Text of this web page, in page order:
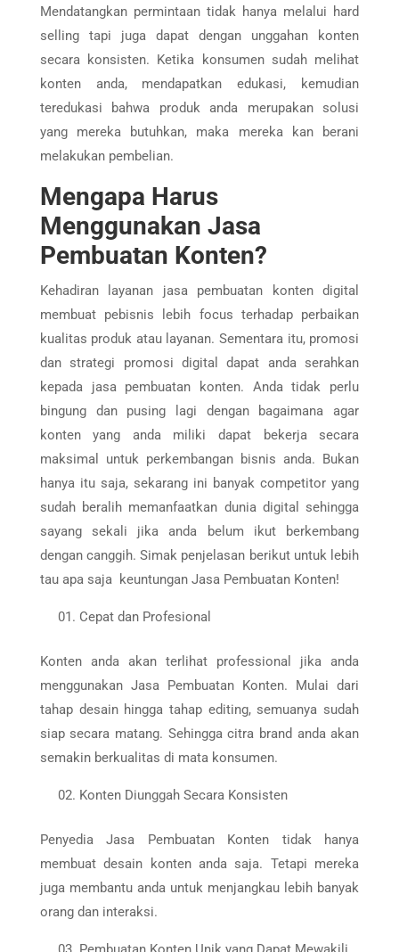
Mendatangkan permintaan tidak hanya melalui hard
selling tapi juga dapat dengan unggahan konten
secara konsisten. Ketika konsumen sudah melihat
konten anda, mendapatkan edukasi, kemudian
teredukasi bahwa produk anda merupakan solusi
yang mereka butuhkan, maka mereka kan berani
melakukan pembelian.
Mengapa Harus
Menggunakan Jasa
Pembuatan Konten?
Kehadiran layanan jasa pembuatan konten digital
membuat pebisnis lebih focus terhadap perbaikan
kualitas produk atau layanan. Sementara itu, promosi
dan strategi promosi digital dapat anda serahkan
kepada jasa pembuatan konten. Anda tidak perlu
bingung dan pusing lagi dengan bagaimana agar
konten yang anda miliki dapat bekerja secara
maksimal untuk perkembangan bisnis anda. Bukan
hanya itu saja, sekarang ini banyak competitor yang
sudah beralih memanfaatkan dunia digital sehingga
sayang sekali jika anda belum ikut berkembang
dengan canggih. Simak penjelasan berikut untuk lebih
tau apa saja keuntungan Jasa Pembuatan Konten!
Cepat dan Profesional
Konten anda akan terlihat professional jika anda
menggunakan Jasa Pembuatan Konten. Mulai dari
tahap desain hingga tahap editing, semuanya sudah
siap secara matang. Sehingga citra brand anda akan
semakin berkualitas di mata konsumen.
Konten Diunggah Secara Konsisten
Penyedia Jasa Pembuatan Konten tidak hanya
membuat desain konten anda saja. Tetapi mereka
juga membantu anda untuk menjangkau lebih banyak
orang dan interaksi.